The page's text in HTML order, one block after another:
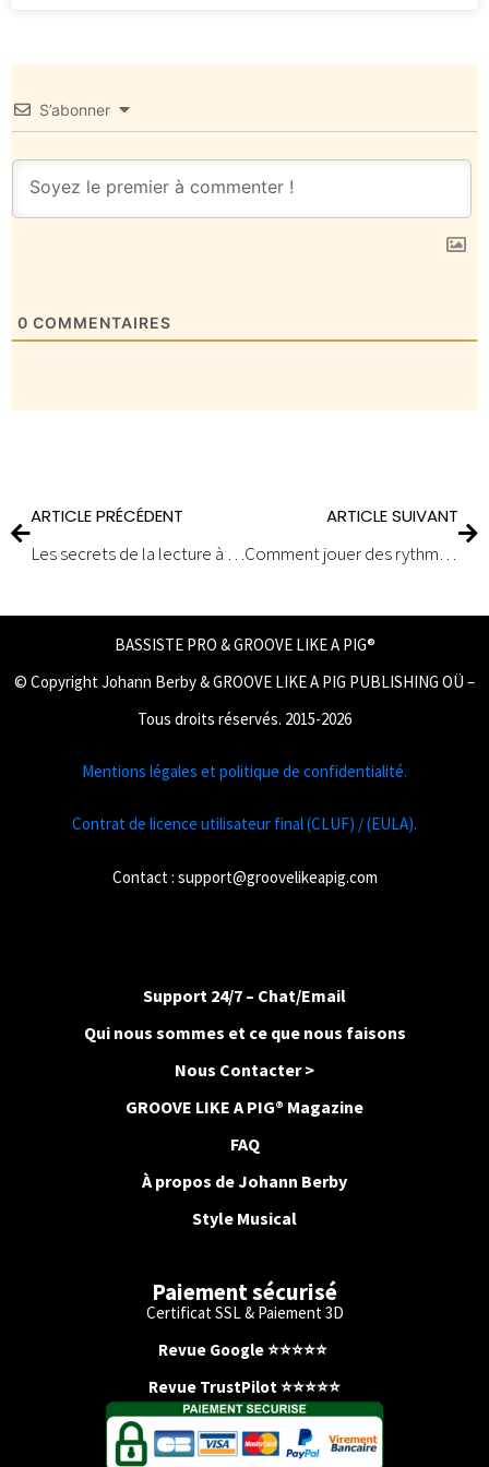
S’abonner
0 COMMENTAIRES
ARTICLE PRÉCÉDENT
Les secrets de la lecture à vue au piano pour les débutants.
ARTICLE SUIVANT
Comment jouer des rythmes africains à la batterie quand on est débutant ?
BASSISTE PRO & GROOVE LIKE A PIG®
© Copyright Johann Berby & GROOVE LIKE A PIG PUBLISHING OÜ –
Tous droits réservés. 2015-2026
Mentions légales et politique de confidentialité.
Contrat de licence utilisateur final (CLUF) / (EULA).
Contact : support@groovelikeapig.com
Support 24/7 – Chat/Email
Qui nous sommes et ce que nous faisons
Nous Contacter >
GROOVE LIKE A PIG® Magazine
FAQ
À propos de Johann Berby
Style Musical
Paiement sécurisé
Certificat SSL & Paiement 3D
Revue Google⭐️⭐️⭐️⭐️⭐️
Revue TrustPilot ⭐️⭐️⭐️⭐️⭐️